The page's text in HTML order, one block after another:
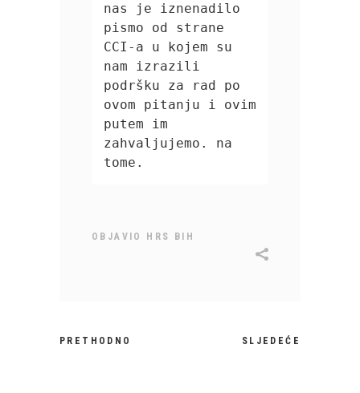
nas je iznenadilo
pismo od strane
CCI-a u kojem su
nam izrazili
podršku za rad po
ovom pitanju i ovim
putem im
zahvaljujemo. na
tome.
OBJAVIO HRS BIH
PRETHODNO SLJEDEĆE